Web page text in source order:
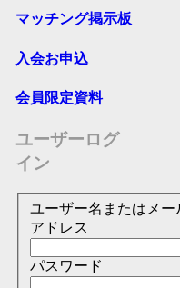
マッチング掲示板
入会お申込
会員限定資料
ユーザーログ
イン
ユーザー名またはメー
アドレス
パスワード